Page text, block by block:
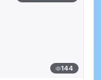
144